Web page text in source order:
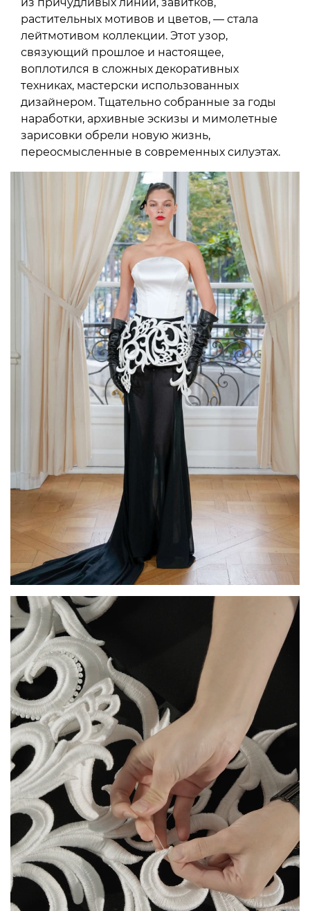
растительных мотивов и цветов, — стала
лейтмотивом коллекции. Этот узор,
связующий прошлое и настоящее,
воплотился в сложных декоративных
техниках, мастерски использованных
дизайнером. Тщательно собранные за годы
наработки, архивные эскизы и мимолетные
зарисовки обрели новую жизнь,
переосмысленные в современных силуэтах.